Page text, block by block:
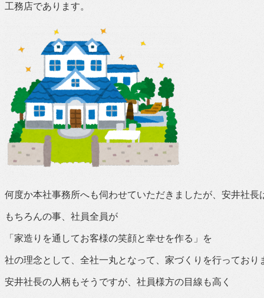
工務店であります。
何度か本社事務所へも伺わせていただきましたが、安井社長
もちろんの事、社員全員が
「家造りを通してお客様の笑顔と幸せを作る」を
社の理念として、全社一丸となって、家づくりを行っており
安井社長の人柄もそうですが、社員様方の目線も高く